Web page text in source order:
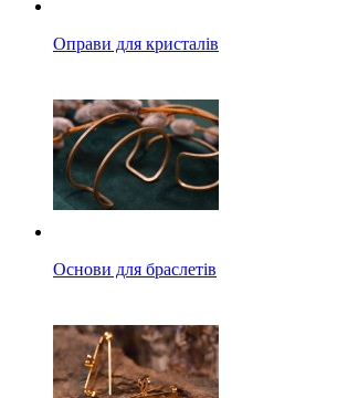
Оправи для кристалів
Основи для браслетів